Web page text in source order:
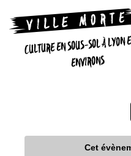
CULTURE EN SOUS-SOL À LYON
ENVIRONS
Cet